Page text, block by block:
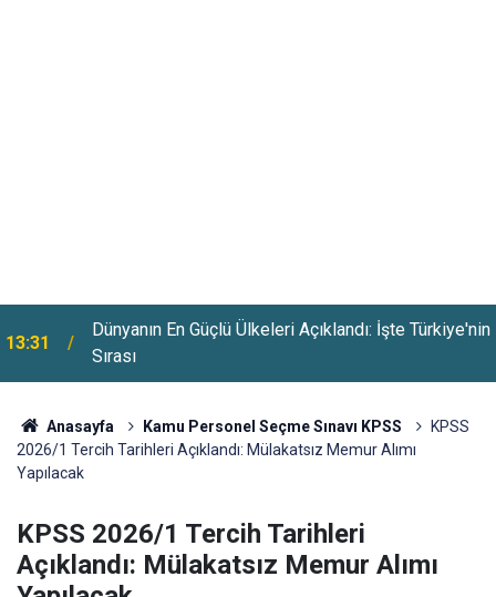
13:31
Dünyanın En Güçlü Ülkeleri Açıklandı: İşte Türkiye'nin
Sırası
Anasayfa Kamu Personel Seçme Sınavı KPSS
KPSS
2026/1 Tercih Tarihleri Açıklandı: Mülakatsız Memur Alımı
Yapılacak
KPSS 2026/1 Tercih Tarihleri
Açıklandı: Mülakatsız Memur Alımı